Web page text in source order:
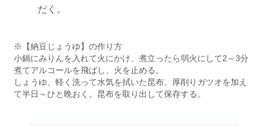
だく。
※【納豆じょうゆ】の作り方
小鍋にみりんを入れて火にかけ、煮立ったら弱火にして2～3分
煮てアルコールを飛ばし、火を止める。
しょうゆ、軽く洗って水気を拭いた昆布、厚削りガツオを加え
て半日～ひと晩おく。昆布を取り出して保存する。